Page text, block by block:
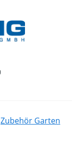
Zubehör Garten